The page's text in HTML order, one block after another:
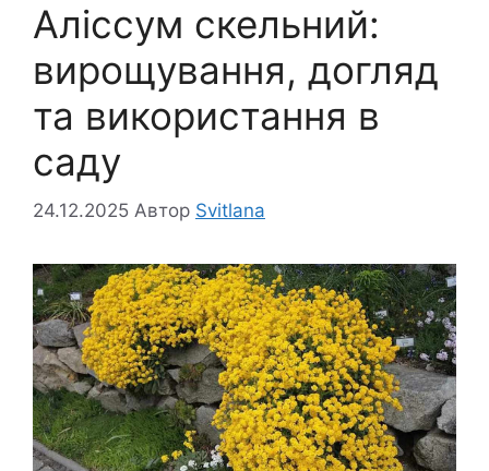
Аліссум скельний:
вирощування, догляд
та використання в
саду
24.12.2025 Автор Svitlana